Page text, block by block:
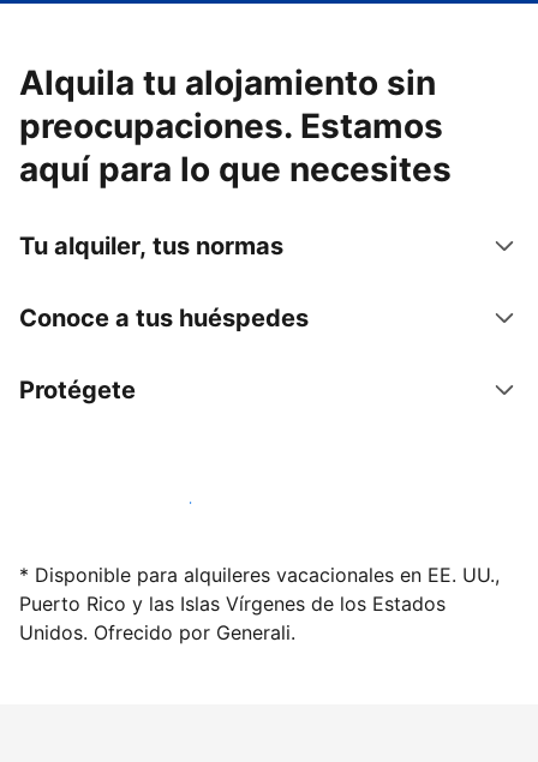
Alquila tu alojamiento sin
preocupaciones. Estamos
aquí para lo que necesites
Tu alquiler, tus normas
Conoce a tus huéspedes
Protégete
Alquila tu alojamiento hoy mismo
* Disponible para alquileres vacacionales en EE. UU.,
Puerto Rico y las Islas Vírgenes de los Estados
Unidos. Ofrecido por Generali.